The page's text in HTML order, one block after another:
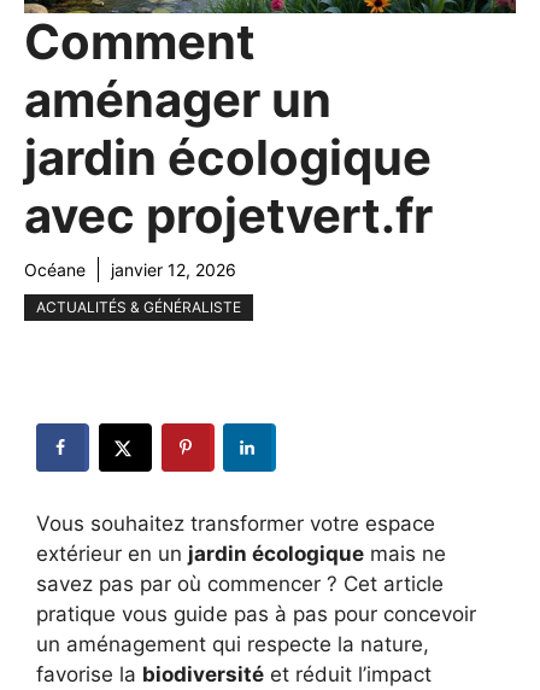
Comment
aménager un
jardin écologique
avec projetvert.fr
Océane janvier 12, 2026
ACTUALITÉS & GÉNÉRALISTE
Vous souhaitez transformer votre espace
extérieur en un jardin écologique mais ne
savez pas par où commencer ? Cet article
pratique vous guide pas à pas pour concevoir
un aménagement qui respecte la nature,
favorise la biodiversité et réduit l’impact